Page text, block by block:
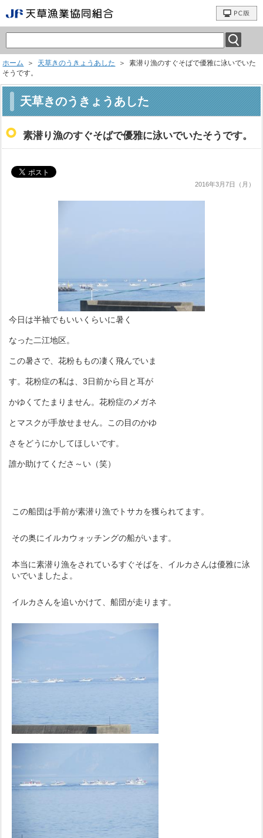
ホーム ＞ 天草きのうきょうあした
＞ 素潜り漁のすぐそばで優雅に泳いでいた
そうです。
天草きのうきょうあした
素潜り漁のすぐそばで優雅に泳いでいたそうです。
2016年3月7日（月）
今日は半袖でもいいくらいに暑く
なった二江地区。
この暑さで、花粉ももの凄く飛んでいま
す。花粉症の私は、3日前から目と耳が
かゆくてたまりません。花粉症のメガネ
とマスクが手放せません。この目のかゆ
さをどうにかしてほしいです。
誰か助けてくださ～い（笑）
この船団は手前が素潜り漁でトサカを獲られてます。
その奥にイルカウォッチングの船がいます。
本当に素潜り漁をされているすぐそばを、イルカさんは優雅に泳
いでいましたよ。
イルカさんを追いかけて、船団が走ります。